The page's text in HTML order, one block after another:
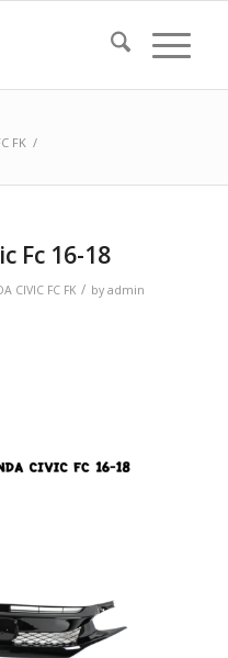
FK /
Fc 16-18
CIVIC FC FK / by admin